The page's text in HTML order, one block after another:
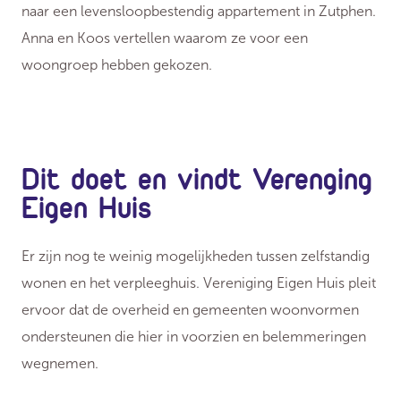
naar een levensloopbestendig appartement in Zutphen.
Anna en Koos vertellen waarom ze voor een
woongroep hebben gekozen.
Dit doet en vindt Verenging
Eigen Huis
Er zijn nog te weinig mogelijkheden tussen zelfstandig
wonen en het verpleeghuis. Vereniging Eigen Huis pleit
ervoor dat de overheid en gemeenten woonvormen
ondersteunen die hier in voorzien en belemmeringen
wegnemen.